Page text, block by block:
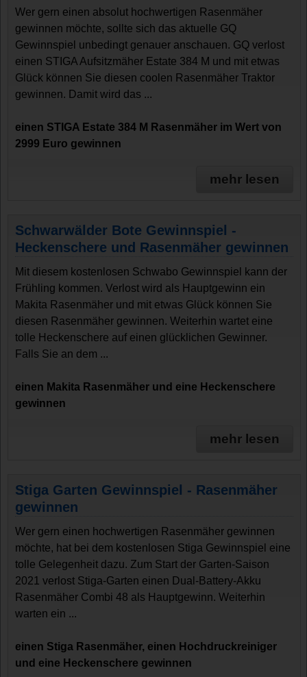
Wer gern einen absolut hochwertigen Rasenmäher
gewinnen möchte, sollte sich das aktuelle GQ
Gewinnspiel unbedingt genauer anschauen. GQ verlost
einen STIGA Aufsitzmäher Estate 384 M und mit etwas
Glück können Sie diesen coolen Rasenmäher Traktor
gewinnen. Damit wird das ...
einen STIGA Estate 384 M Rasenmäher im Wert von
2999 Euro gewinnen
mehr lesen
Schwarwälder Bote Gewinnspiel -
Heckenschere und Rasenmäher gewinnen
Mit diesem kostenlosen Schwabo Gewinnspiel kann der
Frühling kommen. Verlost wird als Hauptgewinn ein
Makita Rasenmäher und mit etwas Glück können Sie
diesen Rasenmäher gewinnen. Weiterhin wartet eine
tolle Heckenschere auf einen glücklichen Gewinner.
Falls Sie an dem ...
einen Makita Rasenmäher und eine Heckenschere
gewinnen
mehr lesen
Stiga Garten Gewinnspiel - Rasenmäher
gewinnen
Wer gern einen hochwertigen Rasenmäher gewinnen
möchte, hat bei dem kostenlosen Stiga Gewinnspiel eine
tolle Gelegenheit dazu. Zum Start der Garten-Saison
2021 verlost Stiga-Garten einen Dual-Battery-Akku
Rasenmäher Combi 48 als Hauptgewinn. Weiterhin
warten ein ...
einen Stiga Rasenmäher, einen Hochdruckreiniger
und eine Heckenschere gewinnen